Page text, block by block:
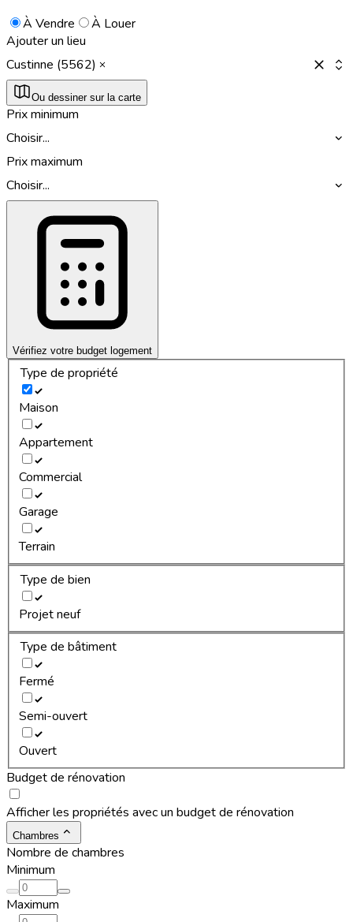
À Vendre
À Louer
Ajouter un lieu
Custinne (5562)
Ou dessiner sur la carte
Prix minimum
Choisir...
Prix maximum
Choisir...
Vérifiez votre budget logement
Type de propriété
Maison
Appartement
Commercial
Garage
Terrain
Type de bien
Projet neuf
Type de bâtiment
Fermé
Semi-ouvert
Ouvert
Budget de rénovation
Afficher les propriétés avec un budget de rénovation
Chambres
Nombre de chambres
Minimum
Maximum